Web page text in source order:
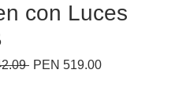
con Luces
Precio
PEN 519.00Precio